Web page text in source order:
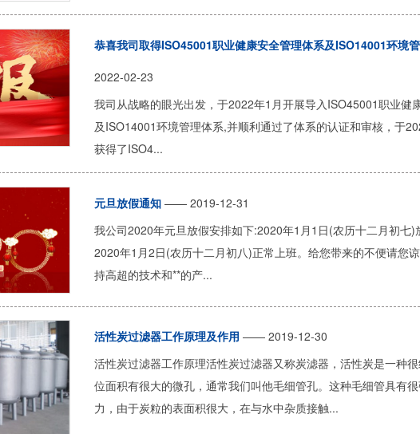
恭喜我司取得ISO45001职业健康安全管理体系及ISO14001环境
2022-02-23
我司从战略的眼光出发，于2022年1月开展导入ISO45001职业健
及ISO14001环境管理体系,并顺利通过了体系的认证和审核，于
获得了ISO4...
元旦放假通知—— 2019-12-31
我公司2020年元旦放假安排如下:2020年1月1日(农历十二月初七)
2020年1月2日(农历十二月初八)正常上班。给您带来的不便请您
持高超的技术和**的产...
活性炭过滤器工作原理及作用 —— 2019-12-30
活性炭过滤器工作原理活性炭过滤器又称炭滤器，活性炭是一种
位面积有很大的微孔，通常我们叫他毛细管孔。这种毛细管具有
力，由于炭粒的表面积很大，在与水中杂质接触...